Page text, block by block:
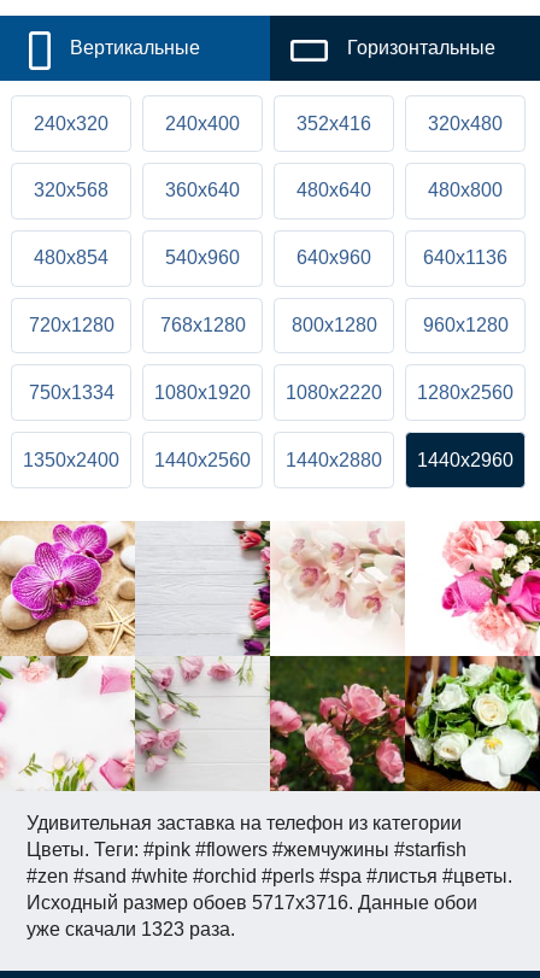
Удивительная заставка на телефон из категории
Цветы. Теги: #pink #flowers #жемчужины #starfish
#zen #sand #white #orchid #perls #spa #листья #цветы.
Исходный размер обоев 5717x3716. Данные обои
уже скачали 1323 раза.
Вертикальные Горизонтальные
240x320 240x400 352x416 320x480
320x568 360x640 480x640 480x800
480x854 540x960 640x960 640x1136
720x1280 768x1280 800x1280 960x1280
750x1334 1080x1920 1080x2220 1280x2560
1350x2400 1440x2560 1440x2880 1440x2960